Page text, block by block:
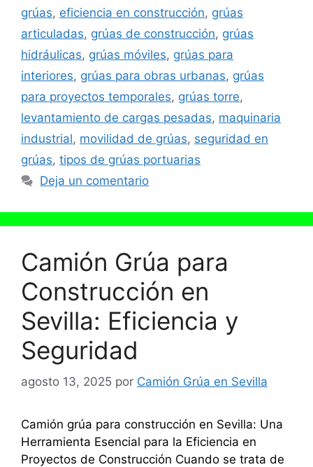
grúas, eficiencia en construcción, grúas
articuladas, grúas de construcción, grúas
hidráulicas, grúas móviles, grúas para
interiores, grúas para obras urbanas, grúas
para proyectos temporales, grúas torre,
levantamiento de cargas pesadas, maquinaria
industrial, movilidad de grúas, seguridad en
grúas, tipos de grúas portuarias
Deja un comentario
Camión Grúa para
Construcción en
Sevilla: Eficiencia y
Seguridad
agosto 13, 2025 por Camión Grúa en Sevilla
Camión grúa para construcción en Sevilla: Una
Herramienta Esencial para la Eficiencia en
Proyectos de Construcción Cuando se trata de